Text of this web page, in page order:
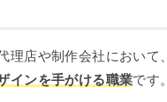
店や制作会社において、
インを手がける職業です。